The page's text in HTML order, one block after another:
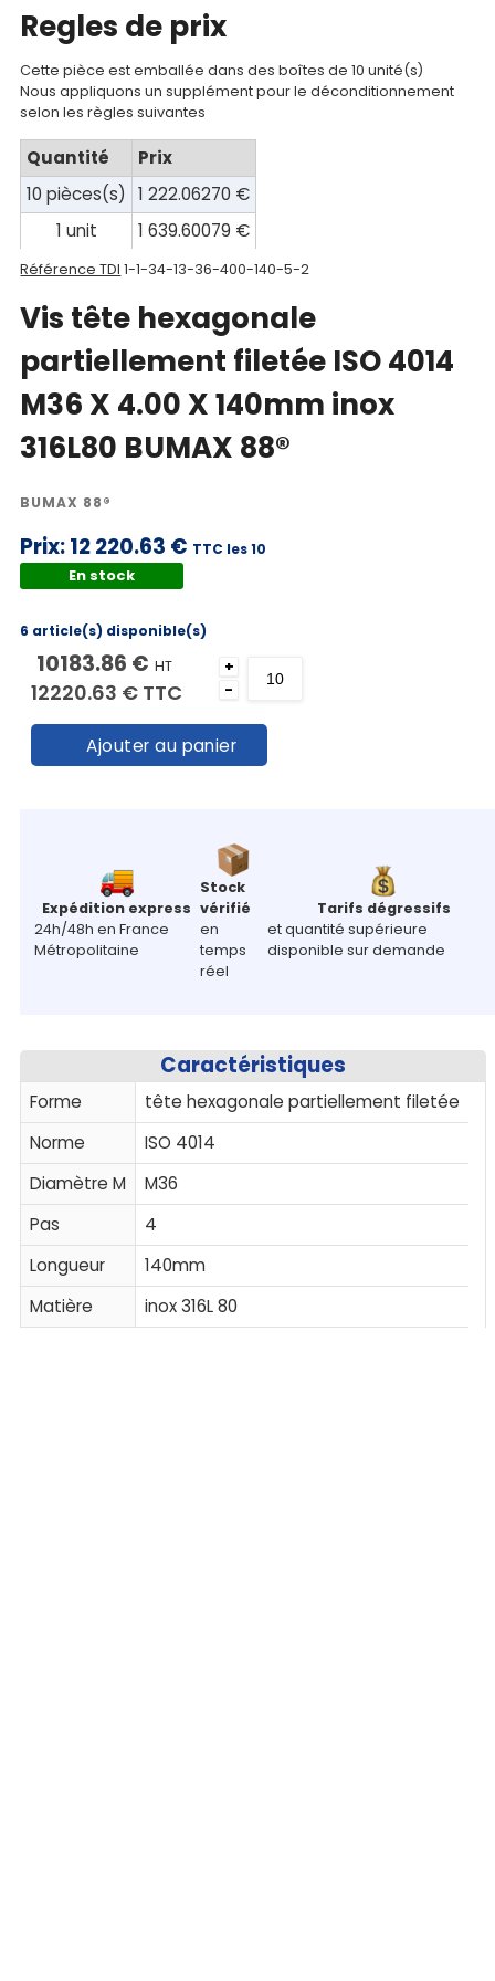
Documentations
Mon
compte
Mon
panier
Contact
Regles de prix
Cette pièce est emballée dans des boîtes de 10 unité(s)
Nous appliquons un supplément pour le déconditionnement
selon les règles suivantes
Quantité
Prix
10 pièces(s)
1 222.06270 €
1 unit
1 639.60079 €
Référence TDI 1-1-34-13-36-400-140-5-2
Vis tête hexagonale
partiellement filetée ISO 4014
M36 X 4.00 X 140mm inox
316L80 BUMAX 88®
BUMAX 88®
Prix:12 220.63 € TTC les 10
En stock
6 article(s) disponible(s)
10183.86 € HT
12220.63 € TTC
+
-
Ajouter au panier
Expédition express
24h/48h en France
Métropolitaine
Stock
vérifié
en
temps
réel
Tarifs dégressifs
et quantité supérieure
disponible sur demande
Caractéristiques
Forme
tête hexagonale partiellement filetée
Norme
ISO 4014
Diamètre M
M36
Pas
4
Longueur
140mm
Matière
inox 316L 80